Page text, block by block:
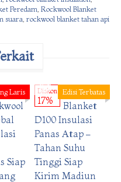
Peredam Rockwool Blanket
suara rockwool blanket tahan api
Laris
Siap
Edisi Terbatas
Diskon
17%
Rockwool
Blanket
D100 Insulasi
Panas Atap –
Tahan Suhu
Tinggi Siap
Kirim Madiun